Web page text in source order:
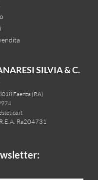
SILVIA & C.
Faenza (RA)
Ra204731